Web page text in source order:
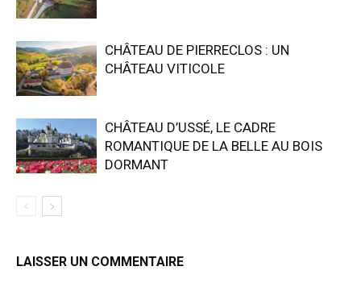
CHÂTEAU DE PIERRECLOS : UN
CHÂTEAU VITICOLE
CHÂTEAU D’USSÉ, LE CADRE
ROMANTIQUE DE LA BELLE AU BOIS
DORMANT
LAISSER UN COMMENTAIRE